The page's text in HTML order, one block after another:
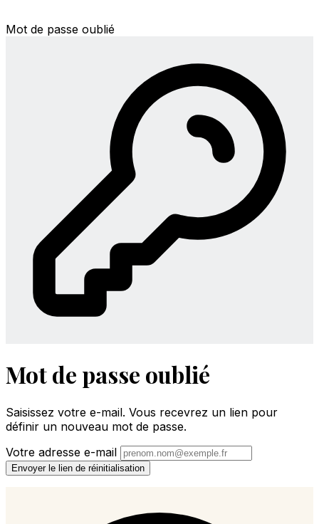
Mot de passe oublié
Mot de passe oublié
Saisissez votre e-mail. Vous recevrez un lien pour
définir un nouveau mot de passe.
Votre adresse e-mail
Envoyer le lien de réinitialisation